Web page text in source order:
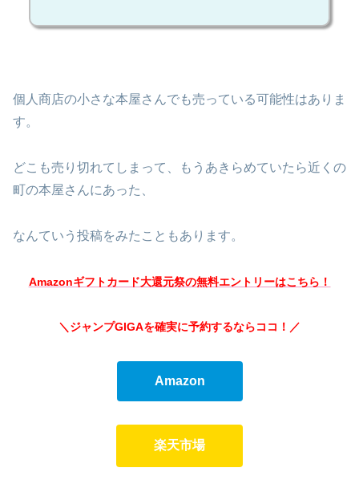
個人商店の小さな本屋さんでも売っている可能性はありま
す。
どこも売り切れてしまって、もうあきらめていたら近くの
町の本屋さんにあった、
なんていう投稿をみたこともあります。
Amazonギフトカード大還元祭の無料エントリーはこちら！
＼ジャンプGIGAを確実に予約するならココ！ ／
Amazon
楽天市場